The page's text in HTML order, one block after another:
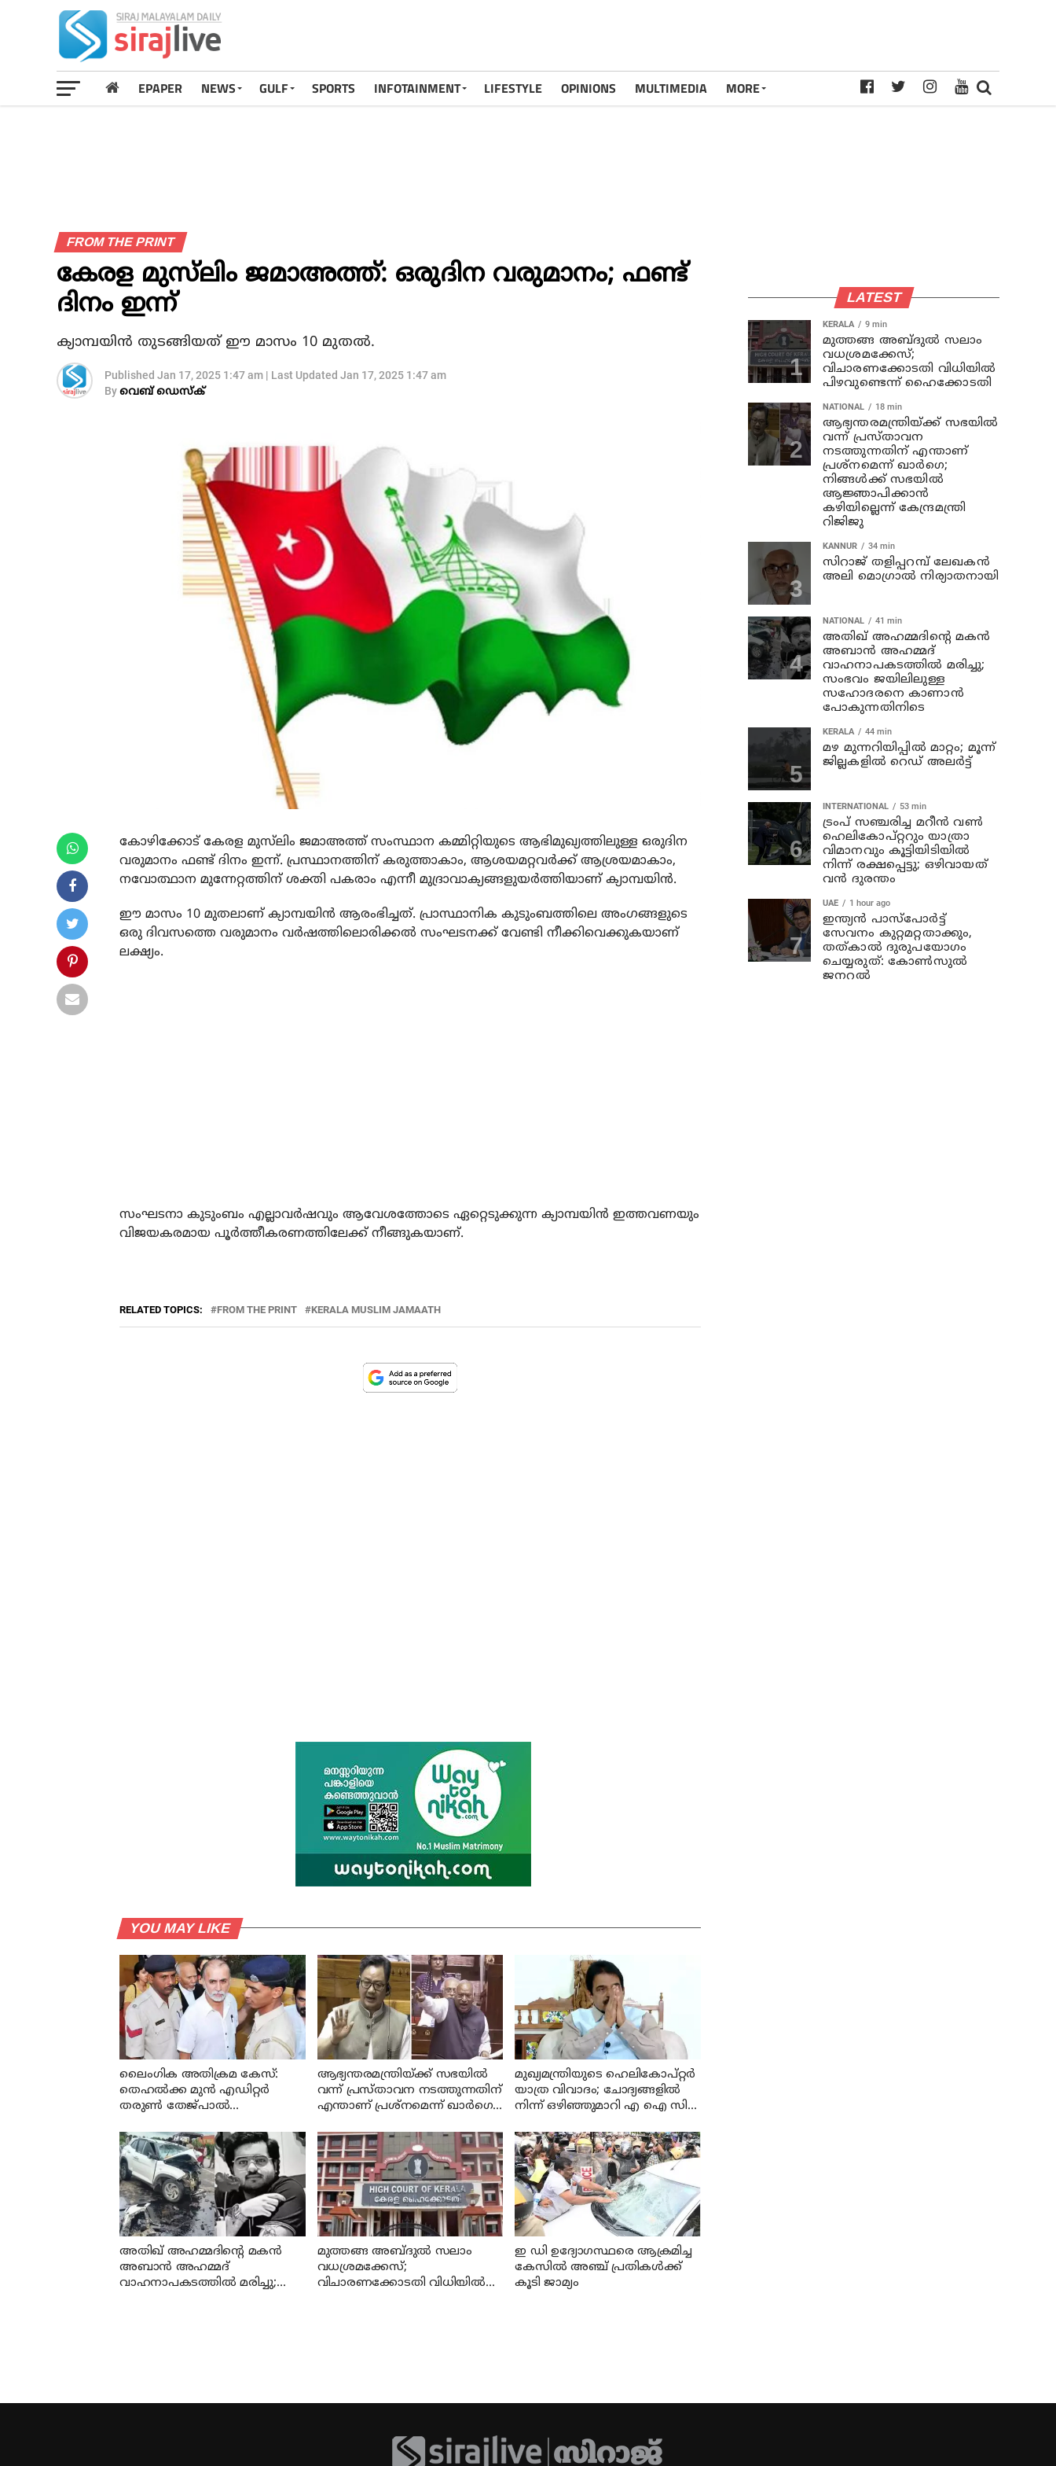
EPAPER NEWS GULF SPORTS INFOTAINMENT LIFESTYLE OPINIONS MULTIMEDIA MORE
FROM THE PRINT
കേരള മുസ്‌ലിം ജമാഅത്ത്: ഒരുദിന വരുമാനം; ഫണ്ട്
ദിനം ഇന്ന്
ക്യാമ്പയിന്‍ തുടങ്ങിയത് ഈ മാസം 10 മുതല്‍.
Published Jan 17, 2025 1:47 am | Last Updated Jan 17, 2025 1:47 am
Byവെബ് ഡെസ്‌ക്
കോഴിക്കോട് കേരള മുസ്‌ലിം ജമാഅത്ത് സംസ്ഥാന കമ്മിറ്റിയുടെ ആഭിമുഖ്യത്തിലുള്ള ഒരുദിന
വരുമാനം ഫണ്ട് ദിനം ഇന്ന്. പ്രസ്ഥാനത്തിന് കരുത്താകാം, ആശയമറ്റവര്‍ക്ക് ആശ്രയമാകാം,
നവോത്ഥാന മുന്നേറ്റത്തിന് ശക്തി പകരാം എന്നീ മുദ്രാവാക്യങ്ങളുയര്‍ത്തിയാണ് ക്യാമ്പയിന്‍.
ഈ മാസം 10 മുതലാണ് ക്യാമ്പയിന്‍ ആരംഭിച്ചത്. പ്രാസ്ഥാനിക കുടുംബത്തിലെ അംഗങ്ങളുടെ
ഒരു ദിവസത്തെ വരുമാനം വര്‍ഷത്തിലൊരിക്കല്‍ സംഘടനക്ക് വേണ്ടി നീക്കിവെക്കുകയാണ്
ലക്ഷ്യം.
സംഘടനാ കുടുംബം എല്ലാവര്‍ഷവും ആവേശത്തോടെ ഏറ്റെടുക്കുന്ന ക്യാമ്പയിന്‍ ഇത്തവണയും
വിജയകരമായ പൂര്‍ത്തീകരണത്തിലേക്ക് നീങ്ങുകയാണ്.
RELATED TOPICS: FROM THE PRINT KERALA MUSLIM JAMAATH
YOU MAY LIKE
ലൈംഗിക അതിക്രമ കേസ്:
തെഹൽക്ക മുൻ എഡിറ്റർ
തരുൺ തേജ്പാൽ
ഹൈക്കോടതി
ആഭ്യന്തരമന്ത്രിയ്ക്ക് സഭയില്‍
വന്ന് പ്രസ്താവന നടത്തുന്നതിന്
എന്താണ് പ്രശ്‌നമെന്ന് ഖാര്‍ഗെ;
ആജ്ഞാപിക്കാന്‍ കഴിയില്ലെന്ന്
കേന്ദ്രമന്ത്രി റിജിജു
മുഖ്യമന്ത്രിയുടെ ഹെലികോപ്റ്റർ
യാത്ര വിവാദം; ചോദ്യങ്ങളിൽ
നിന്ന് ഒഴിഞ്ഞുമാറി എ ഐ സി
വേണുഗോപാൽ
അതിഖ് അഹമ്മദിന്റെ മകന്‍
അബാന്‍ അഹമ്മദ്
വാഹനാപകടത്തില്‍ മരിച്ചു;
മുത്തങ്ങ അബ്ദുല്‍ സലാം
വധശ്രമക്കേസ്;
വിചാരണക്കോടതി വിധിയില്‍
ഇ ഡി ഉദ്യോഗസ്ഥരെ ആക്രമിച്ച
കേസില്‍ അഞ്ച് പ്രതികള്‍ക്ക്
കൂടി ജാമ്യം
LATEST
KERALA 9 min
മുത്തങ്ങ അബ്ദുല്‍ സലാം
വധശ്രമക്കേസ്;
വിചാരണക്കോടതി വിധിയില്‍
പിഴവുണ്ടെന്ന് ഹൈക്കോടതി
NATIONAL 18 min
ആഭ്യന്തരമന്ത്രിയ്ക്ക് സഭയില്‍
വന്ന് പ്രസ്താവന
നടത്തുന്നതിന് എന്താണ്
പ്രശ്‌നമെന്ന് ഖാര്‍ഗെ;
നിങ്ങള്‍ക്ക് സഭയില്‍
ആജ്ഞാപിക്കാന്‍
കഴിയില്ലെന്ന് കേന്ദ്രമന്ത്രി
റിജിജു
KANNUR 34 min
സിറാജ് തളിപ്പറമ്പ് ലേഖകൻ
അലി മൊഗ്രാൽ നിര്യാതനായി
NATIONAL 41 min
അതിഖ് അഹമ്മദിന്റെ മകന്‍
അബാന്‍ അഹമ്മദ്
വാഹനാപകടത്തില്‍ മരിച്ചു;
സംഭവം ജയിലിലുള്ള
സഹോദരനെ കാണാന്‍
പോകുന്നതിനിടെ
KERALA 44 min
മഴ മുന്നറിയിപ്പില്‍ മാറ്റം; മൂന്ന്
ജില്ലകളില്‍ റെഡ് അലര്‍ട്ട്
INTERNATIONAL 53 min
ട്രംപ് സഞ്ചരിച്ച മറീൻ വൺ
ഹെലികോപ്റ്ററും യാത്രാ
വിമാനവും കൂട്ടിയിടിയിൽ
നിന്ന് രക്ഷപ്പെട്ടു; ഒഴിവായത്
വൻ ദുരന്തം
UAE 1 hour ago
ഇന്ത്യൻ പാസ്‌പോർട്ട്
സേവനം കുറ്റമറ്റതാക്കും,
തത്കാൽ ദുരുപയോഗം
ചെയ്യരുത്: കോൺസുൽ
ജനറൽ